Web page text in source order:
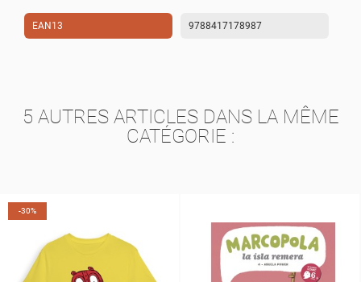
EAN13 9788417178987
5 AUTRES ARTICLES DANS LA MÊME
CATÉGORIE :
-30%